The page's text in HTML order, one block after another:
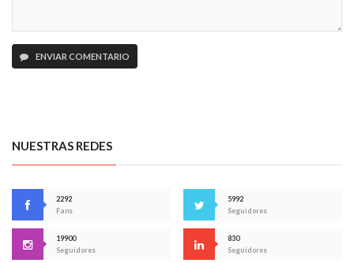
ENVIAR COMENTARIO
NUESTRAS REDES
2292
Fans
5992
Seguidores
19900
Seguidores
830
Seguidores